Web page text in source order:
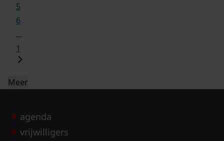
5
6
...
1
Meer
agenda
vrijwilligers